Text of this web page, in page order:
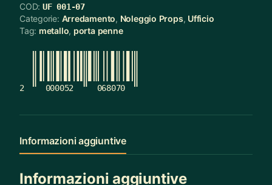
COD: UF 001-07
Categorie: Arredamento, Noleggio Props, Ufficio
Tag: metallo, porta penne
2 000052 068070
Informazioni aggiuntive
Informazioni aggiuntive